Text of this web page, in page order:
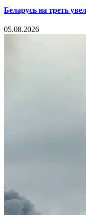
Беларусь на треть
05.08.2026